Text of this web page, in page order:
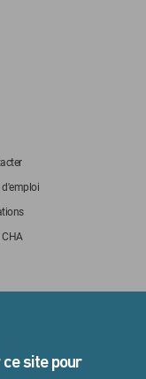
d'emploi
CHA
site pour